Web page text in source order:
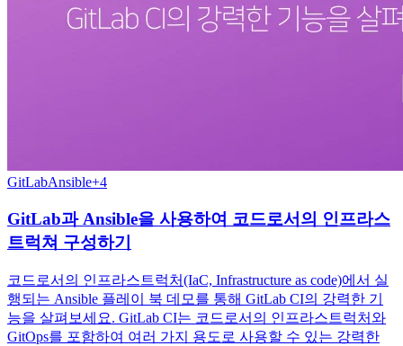
GitLabAnsible+4
GitLab과 Ansible을 사용하여 코드로서의 인프라스
트럭쳐 구성하기
코드로서의 인프라스트럭처(IaC, Infrastructure as code)에서 실
행되는 Ansible 플레이 북 데모를 통해 GitLab CI의 강력한 기
능을 살펴보세요. GitLab CI는 코드로서의 인프라스트럭처와
GitOps를 포함하여 여러 가지 용도로 사용할 수 있는 강력한